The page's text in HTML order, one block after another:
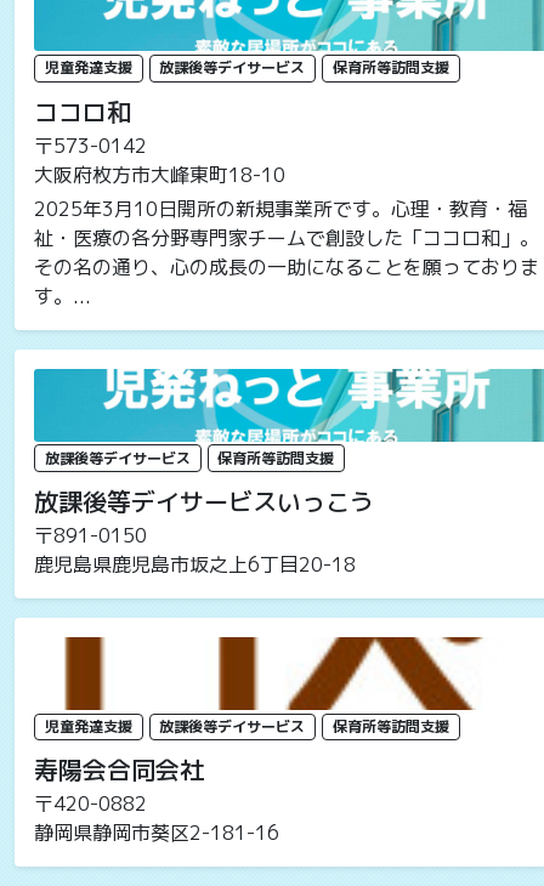
児童発達支援 放課後等デイサービス 保育所等訪問支援
ココロ和
〒573-0142
大阪府枚方市大峰東町18-10
2025年3月10日開所の新規事業所です。心理・教育・福
祉・医療の各分野専門家チームで創設した「ココロ和」。
その名の通り、心の成長の一助になることを願っておりま
す。...
放課後等デイサービス 保育所等訪問支援
放課後等デイサービスいっこう
〒891-0150
鹿児島県鹿児島市坂之上6丁目20-18
児童発達支援 放課後等デイサービス 保育所等訪問支援
寿陽会合同会社
〒420-0882
静岡県静岡市葵区2-181-16